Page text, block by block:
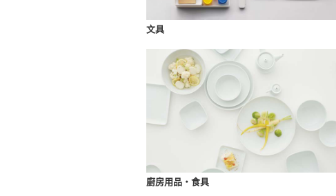
文具
廚房用品・食具